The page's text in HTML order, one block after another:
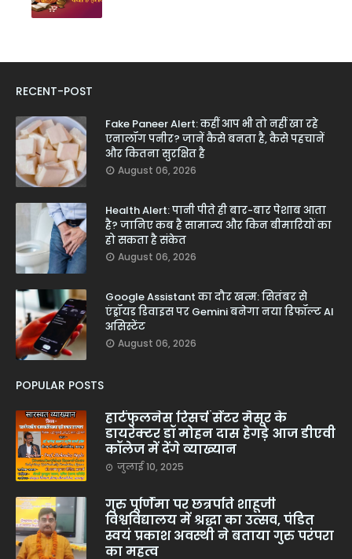
RECENT-POST
Fake Paneer Alert: कहीं आप भी तो नहीं खा रहे
एनालॉग पनीर? जानें कैसे बनता है, कैसे पहचानें
और कितना सुरक्षित है
August 06, 2026
Health Alert: पानी पीते ही बार-बार पेशाब आता
है? जानिए कब है सामान्य और किन बीमारियों का
हो सकता है संकेत
August 06, 2026
Google Assistant का दौर खत्म: सितंबर से
एंड्रॉयड डिवाइस पर Gemini बनेगा नया डिफॉल्ट AI
असिस्टेंट
August 06, 2026
POPULAR POSTS
हार्टफुलनेस रिसर्च सेंटर मैसूर के
डायरेक्टर डॉ मोहन दास हेगड़े आज डीएवी
कॉलेज में देंगे व्याख्यान
जुलाई 10, 2025
गुरु पूर्णिमा पर छत्रपति शाहूजी
विश्वविद्यालय में श्रद्धा का उत्सव, पंडित
स्वयं प्रकाश अवस्थी ने बताया गुरु परंपरा
का महत्व